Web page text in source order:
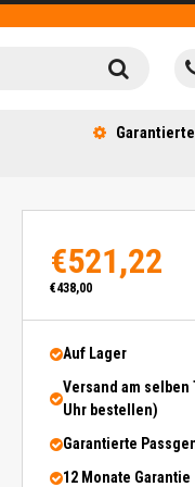
€521,22
€438,00
Auf Lager
Versand am selben
Uhr bestellen)
Garantierte
12 Monate Garantie